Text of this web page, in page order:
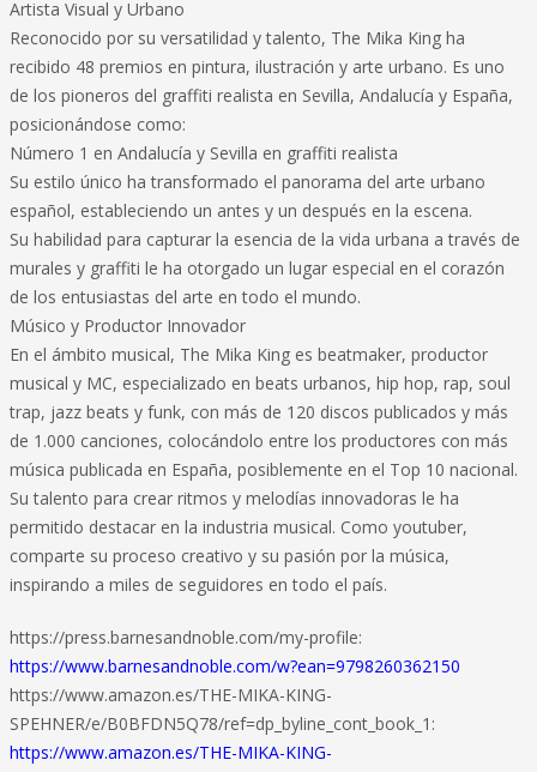
Artista Visual y Urbano
Reconocido por su versatilidad y talento, The Mika King ha
recibido 48 premios en pintura, ilustración y arte urbano. Es uno
de los pioneros del graffiti realista en Sevilla, Andalucía y España,
posicionándose como:
Número 1 en Andalucía y Sevilla en graffiti realista
Su estilo único ha transformado el panorama del arte urbano
español, estableciendo un antes y un después en la escena.
Su habilidad para capturar la esencia de la vida urbana a través de
murales y graffiti le ha otorgado un lugar especial en el corazón
de los entusiastas del arte en todo el mundo.
Músico y Productor Innovador
En el ámbito musical, The Mika King es beatmaker, productor
musical y MC, especializado en beats urbanos, hip hop, rap, soul
trap, jazz beats y funk, con más de 120 discos publicados y más
de 1.000 canciones, colocándolo entre los productores con más
música publicada en España, posiblemente en el Top 10 nacional.
Su talento para crear ritmos y melodías innovadoras le ha
permitido destacar en la industria musical. Como youtuber,
comparte su proceso creativo y su pasión por la música,
inspirando a miles de seguidores en todo el país.
https://press.barnesandnoble.com/my-profile:
https://www.barnesandnoble.com/w?ean=9798260362150
https://www.amazon.es/THE-MIKA-KING-
SPEHNER/e/B0BFDN5Q78/ref=dp_byline_cont_book_1:
https://www.amazon.es/THE-MIKA-KING-